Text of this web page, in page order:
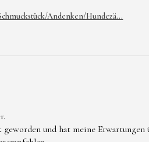
Andenken/Hundezä...
und hat meine